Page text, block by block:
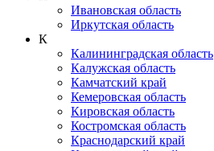
Ивановская область
Иркутская область
К
Калининградская область
Калужская область
Камчатский край
Кемеровская область
Кировская область
Костромская область
Краснодарский край